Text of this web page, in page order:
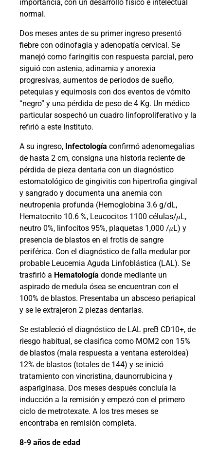
importancia, con un desarrollo físico e intelectual
normal.
Dos meses antes de su primer ingreso presentó
fiebre con odinofagia y adenopatía cervical. Se
manejó como faringitis con respuesta parcial, pero
siguió con astenia, adinamia y anorexia
progresivas, aumentos de periodos de sueño,
petequias y equimosis con dos eventos de vómito
“negro” y una pérdida de peso de 4 Kg. Un médico
particular sospechó un cuadro linfoproliferativo y la
refirió a este Instituto.
A su ingreso, Infectología confirmó adenomegalias
de hasta 2 cm, consigna una historia reciente de
pérdida de pieza dentaria con un diagnóstico
estomatológico de gingivitis con hipertrofia gingival
y sangrado y documenta una anemia con
neutropenia profunda (Hemoglobina 3.6 g/dL,
Hematocrito 10.6 %, Leucocitos 1100 células/𝜇L,
neutro 0%, linfocitos 95%, plaquetas 1,000 /𝜇L) y
presencia de blastos en el frotis de sangre
periférica. Con el diagnóstico de falla medular por
probable Leucemia Aguda Linfoblástica (LAL). Se
trasfirió a Hematología donde mediante un
aspirado de medula ósea se encuentran con el
100% de blastos. Presentaba un absceso periapical
y se le extrajeron 2 piezas dentarias.
Se estableció el diagnóstico de LAL preB CD10+, de
riesgo habitual, se clasifica como MOM2 con 15%
de blastos (mala respuesta a ventana esteroidea)
12% de blastos (totales de 144) y se inició
tratamiento con vincristina, daunorrubicina y
aspariginasa. Dos meses después concluía la
inducción a la remisión y empezó con el primero
ciclo de metrotexate. A los tres meses se
encontraba en remisión completa.
8-9 años de edad